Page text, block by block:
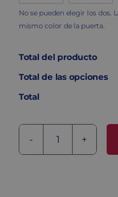
quantity
quantity
No se pueden elegir los dos.
mismo color de la puerta.
Total del producto
Total de las opciones
Total
Open